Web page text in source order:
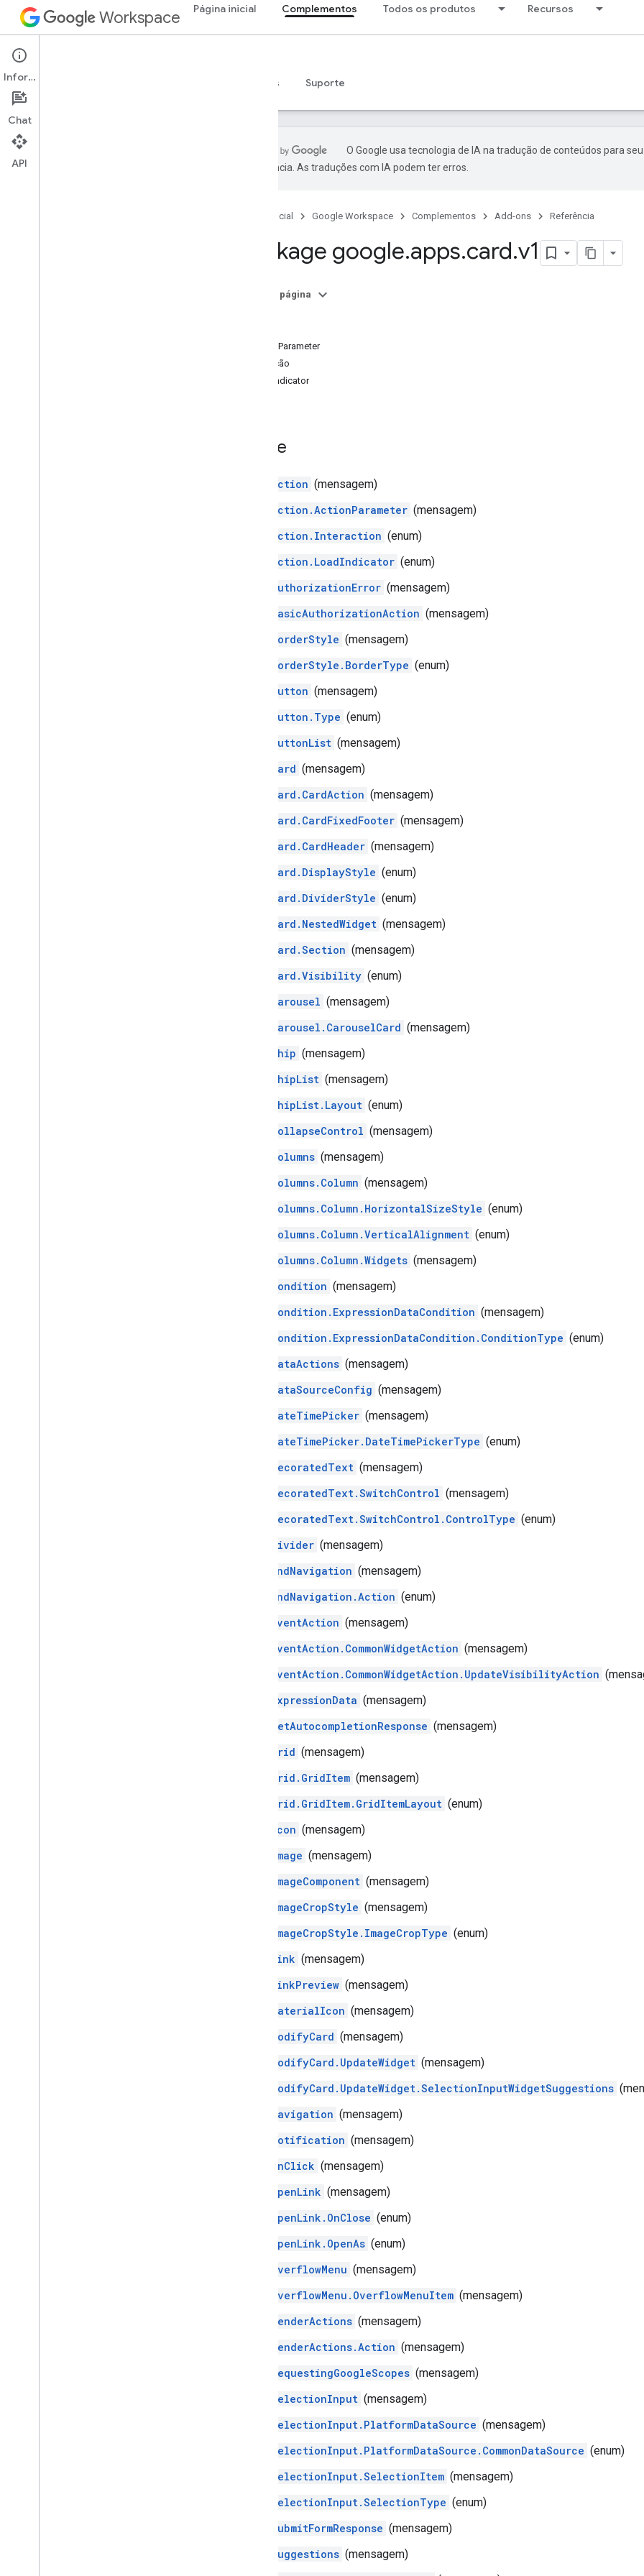
Workspace Página inicial Complementos Todos os produtos Recursos
Add-ons
Visão geral Exemplos Suporte
O Google usa tecnologia de IA na tradução de conteúdos para
preferência. As traduções com IA podem ter erros.
Página inicial Google Workspace Complementos Add-ons Referência
Package google.apps.card.v1
Nesta página
ActionParameter
Interação
LoadIndicator
Índice
Action (mensagem)
Action.ActionParameter (mensagem)
Action.Interaction (enum)
Action.LoadIndicator (enum)
AuthorizationError (mensagem)
BasicAuthorizationAction (mensagem)
BorderStyle (mensagem)
BorderStyle.BorderType (enum)
Button (mensagem)
Button.Type (enum)
ButtonList (mensagem)
Card (mensagem)
Card.CardAction (mensagem)
Card.CardFixedFooter (mensagem)
Card.CardHeader (mensagem)
Card.DisplayStyle (enum)
Card.DividerStyle (enum)
Card.NestedWidget (mensagem)
Card.Section (mensagem)
Card.Visibility (enum)
Carousel (mensagem)
Carousel.CarouselCard (mensagem)
Chip (mensagem)
ChipList (mensagem)
ChipList.Layout (enum)
CollapseControl (mensagem)
Columns (mensagem)
Columns.Column (mensagem)
Columns.Column.HorizontalSizeStyle (enum)
Columns.Column.VerticalAlignment (enum)
Columns.Column.Widgets (mensagem)
Condition (mensagem)
Condition.ExpressionDataCondition (mensagem)
Condition.ExpressionDataCondition.ConditionType (enum)
DataActions (mensagem)
DataSourceConfig (mensagem)
DateTimePicker (mensagem)
DateTimePicker.DateTimePickerType (enum)
DecoratedText (mensagem)
DecoratedText.SwitchControl (mensagem)
DecoratedText.SwitchControl.ControlType (enum)
Divider (mensagem)
EndNavigation (mensagem)
EndNavigation.Action (enum)
EventAction (mensagem)
EventAction.CommonWidgetAction (mensagem)
EventAction.CommonWidgetAction.UpdateVisibilityAction
ExpressionData (mensagem)
GetAutocompletionResponse (mensagem)
Grid (mensagem)
Grid.GridItem (mensagem)
Grid.GridItem.GridItemLayout (enum)
Icon (mensagem)
Image (mensagem)
ImageComponent (mensagem)
ImageCropStyle (mensagem)
ImageCropStyle.ImageCropType (enum)
Link (mensagem)
LinkPreview (mensagem)
MaterialIcon (mensagem)
ModifyCard (mensagem)
ModifyCard.UpdateWidget (mensagem)
ModifyCard.UpdateWidget.SelectionInputWidgetSuggestions
Navigation (mensagem)
Notification (mensagem)
OnClick (mensagem)
OpenLink (mensagem)
OpenLink.OnClose (enum)
OpenLink.OpenAs (enum)
OverflowMenu (mensagem)
OverflowMenu.OverflowMenuItem (mensagem)
RenderActions (mensagem)
RenderActions.Action (mensagem)
RequestingGoogleScopes (mensagem)
SelectionInput (mensagem)
SelectionInput.PlatformDataSource (mensagem)
SelectionInput.PlatformDataSource.CommonDataSource (enum)
SelectionInput.SelectionItem (mensagem)
SelectionInput.SelectionType (enum)
SubmitFormResponse (mensagem)
Suggestions (mensagem)
Informações
Chat
API